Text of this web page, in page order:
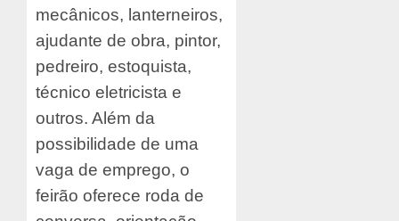
mecânicos, lanterneiros,
ajudante de obra, pintor,
pedreiro, estoquista,
técnico eletricista e
outros. Além da
possibilidade de uma
vaga de emprego, o
feirão oferece roda de